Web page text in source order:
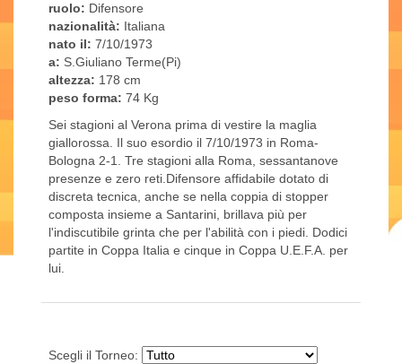
ruolo: Difensore
nazionalità: Italiana
nato il: 7/10/1973
a: S.Giuliano Terme(Pi)
altezza: 178 cm
peso forma: 74 Kg
Sei stagioni al Verona prima di vestire la maglia
giallorossa. Il suo esordio il 7/10/1973 in Roma-
Bologna 2-1. Tre stagioni alla Roma, sessantanove
presenze e zero reti.Difensore affidabile dotato di
discreta tecnica, anche se nella coppia di stopper
composta insieme a Santarini, brillava più per
l'indiscutibile grinta che per l'abilità con i piedi. Dodici
partite in Coppa Italia e cinque in Coppa U.E.F.A. per
lui.
Scegli il Torneo: